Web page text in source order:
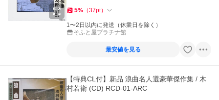
5% （37pt）
1〜2日以内に発送（休業日を除く）
そふと屋プラチナ館
最安値を見る
【特典CL付】新品 浪曲名人選豪華傑作集 / 木
村若衛 (CD) RCD-01-ARC